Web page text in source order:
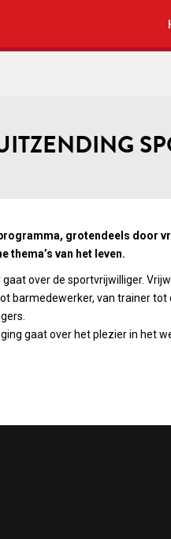
grotendeels door
thema’s van het leven.
over de sportvrijwilliger.
barmedewerker, van trainer
gaat over het plezier in het